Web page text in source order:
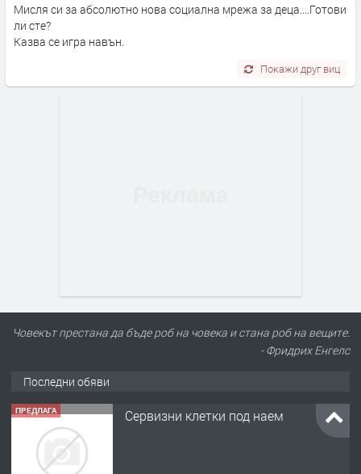
Мисля си за абсолютно нова социална мрежа за деца....Готови
ли сте?
Казва се игра навън.
Покажи друг виц
Човекът престана да бъде роб на човека и стана роб на вещите.
- Фридрих Енгелс
Последни обяви
ПРЕДЛАГА Сервизни клетки под наем